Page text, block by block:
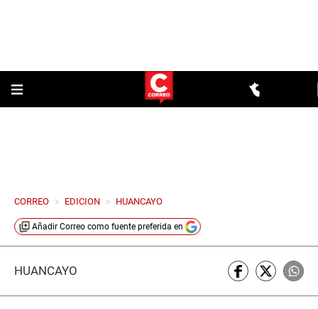
CORREO > EDICION > HUANCAYO
Añadir Correo como fuente preferida en
HUANCAYO